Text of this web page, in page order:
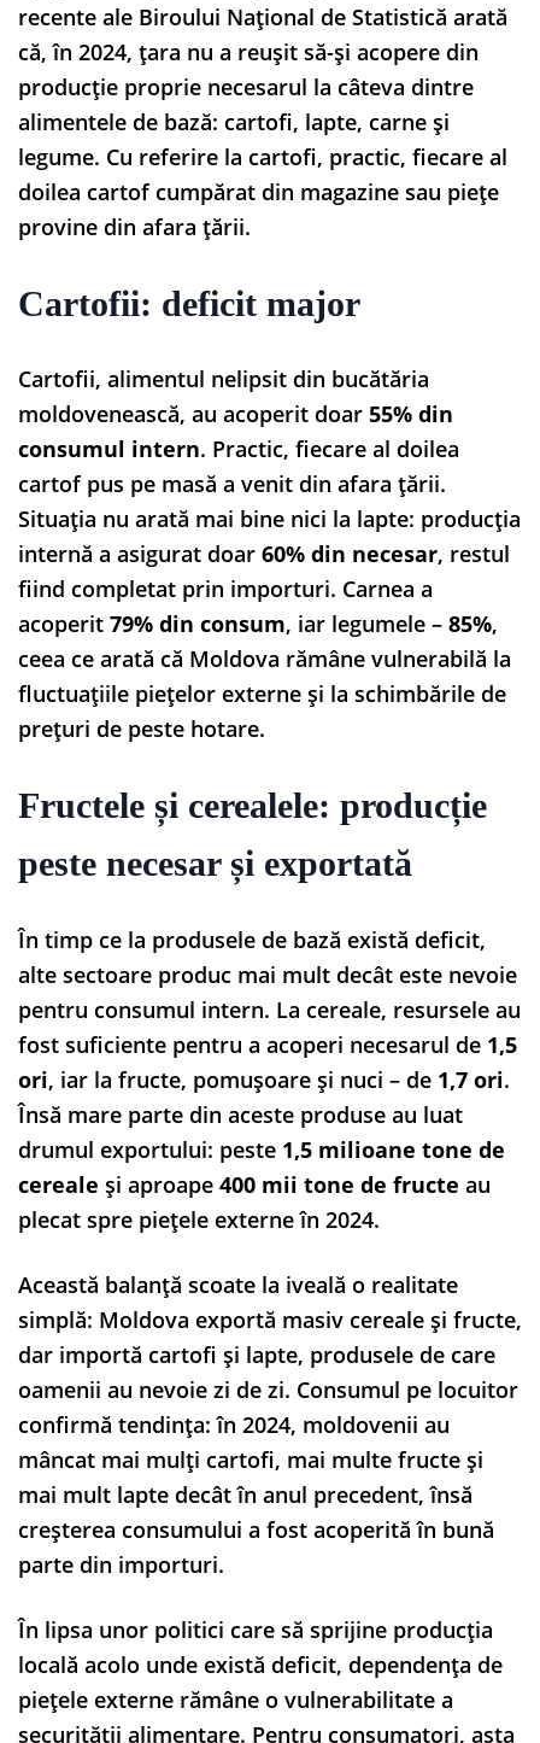
recente ale Biroului Național de Statistică arată
că, în 2024, țara nu a reușit să-și acopere din
producție proprie necesarul la câteva dintre
alimentele de bază: cartofi, lapte, carne și
legume. Cu referire la cartofi, practic, fiecare al
doilea cartof cumpărat din magazine sau piețe
provine din afara țării.
Cartofii: deficit major
Cartofii, alimentul nelipsit din bucătăria
moldovenească, au acoperit doar 55% din
consumul intern. Practic, fiecare al doilea
cartof pus pe masă a venit din afara țării.
Situația nu arată mai bine nici la lapte: producția
internă a asigurat doar 60% din necesar, restul
fiind completat prin importuri. Carnea a
acoperit 79% din consum, iar legumele – 85%,
ceea ce arată că Moldova rămâne vulnerabilă la
fluctuațiile piețelor externe și la schimbările de
prețuri de peste hotare.
Fructele și cerealele: producție
peste necesar și exportată
În timp ce la produsele de bază există deficit,
alte sectoare produc mai mult decât este nevoie
pentru consumul intern. La cereale, resursele au
fost suficiente pentru a acoperi necesarul de 1,5
ori, iar la fructe, pomușoare și nuci – de 1,7 ori.
Însă mare parte din aceste produse au luat
drumul exportului: peste 1,5 milioane tone de
cereale și aproape 400 mii tone de fructe au
plecat spre piețele externe în 2024.
Această balanță scoate la iveală o realitate
simplă: Moldova exportă masiv cereale și fructe,
dar importă cartofi și lapte, produsele de care
oamenii au nevoie zi de zi. Consumul pe locuitor
confirmă tendința: în 2024, moldovenii au
mâncat mai mulți cartofi, mai multe fructe și
mai mult lapte decât în anul precedent, însă
creșterea consumului a fost acoperită în bună
parte din importuri.
În lipsa unor politici care să sprijine producția
locală acolo unde există deficit, dependența de
piețele externe rămâne o vulnerabilitate a
securității alimentare. Pentru consumatori, asta